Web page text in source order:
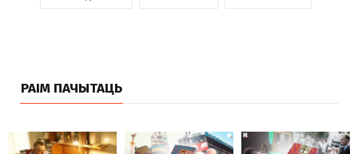
РАІМ ПАЧЫТАЦЬ